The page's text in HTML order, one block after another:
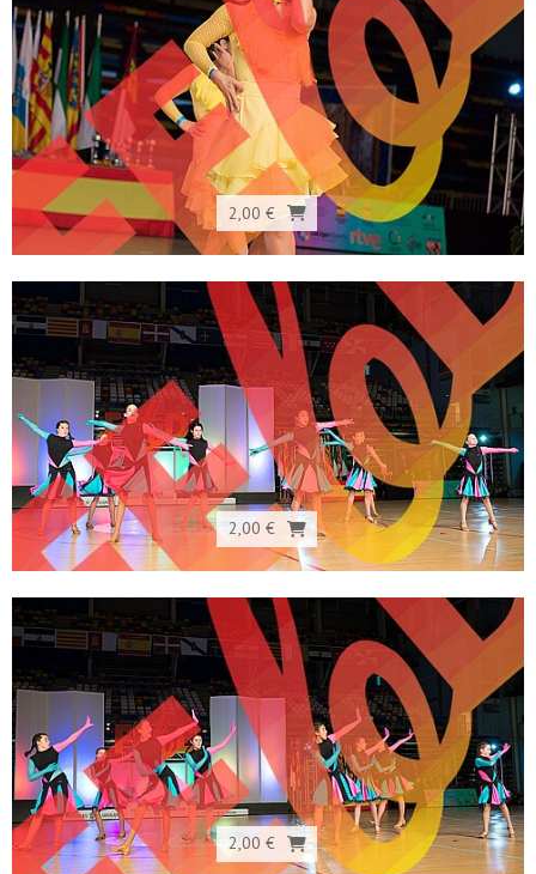
2,00 €
2,00 €
2,00 €